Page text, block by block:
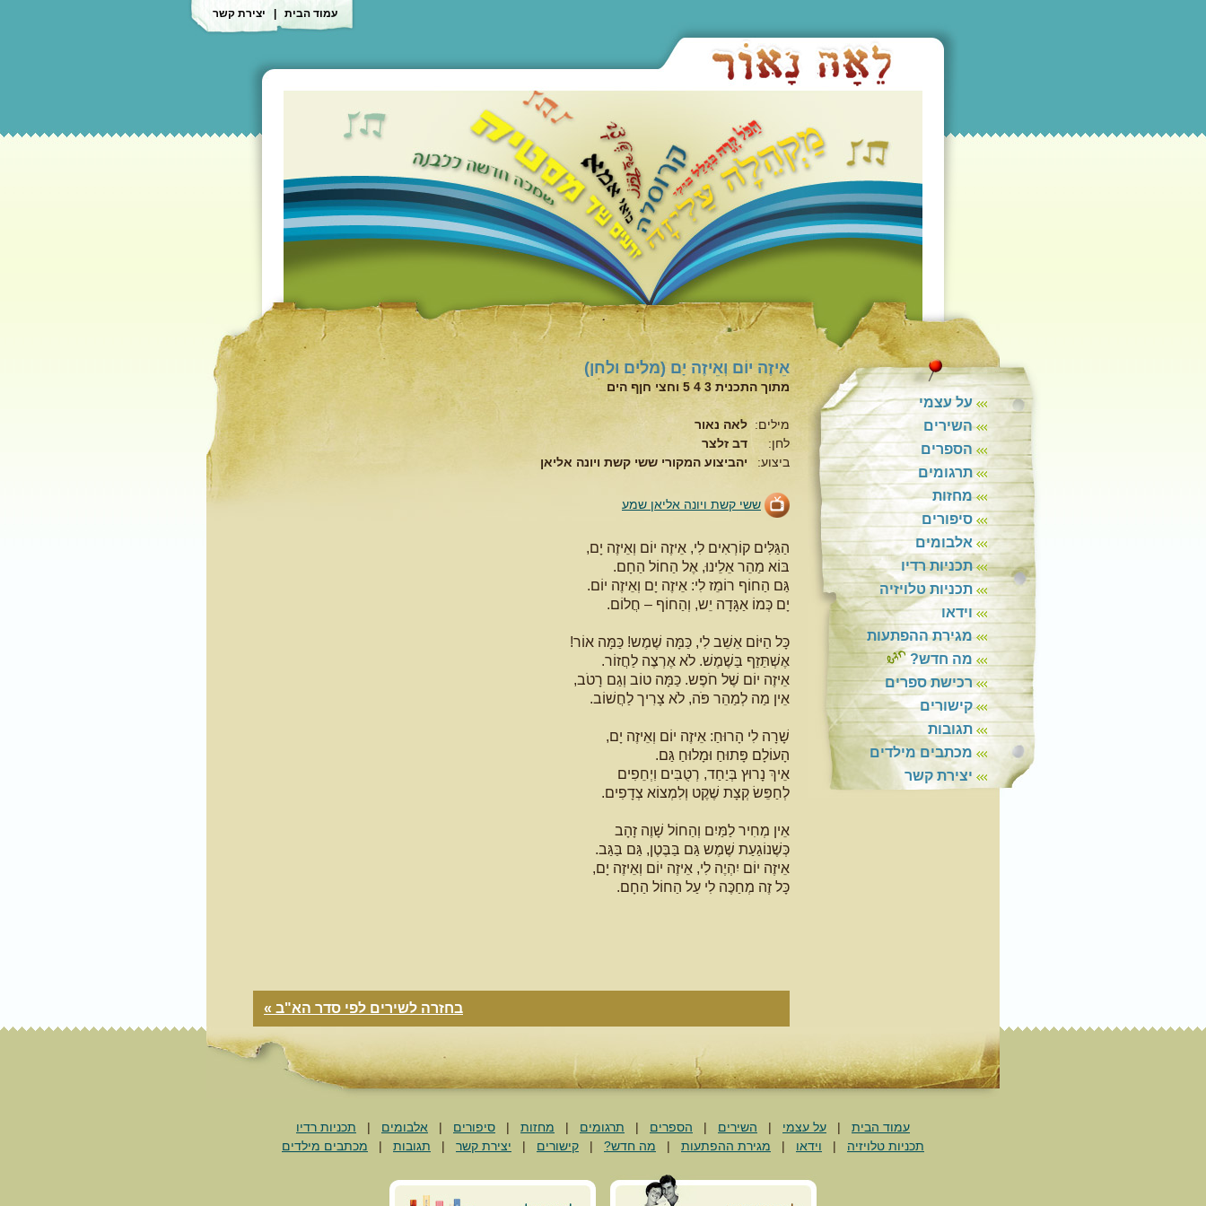
עמוד הבית יצירת קשר
על עצמי
השירים
הספרים
תרגומים
מחזות
סיפורים
אלבומים
תכניות רדיו
תכניות טלויזיה
וידאו
מגירת ההפתעות
מה חדש?
רכישת ספרים
קישורים
תגובות
מכתבים מילדים
יצירת קשר
אֵיזֶה יוֹם וְאֵיזֶה יָם (מלים ולחן)
מתוך התכנית 3 4 5 וחצי חןף הים
מילים: לאה נאור
לחן:
דב זלצר
ביצוע:
יהביצוע המקורי ששי קשת ויונה אליאן
ששי קשת ויונה אליאן שמע
הַגַּלִּים קוֹרְאִים לִי, אֵיזֶה יוֹם וְאֵיזֶה יָם,
בּוֹא מַהֵר אֵלֵינוּ, אֶל הַחוֹל הַחָם.
גַּם הַחוֹף רוֹמֵז לִי: אֵיזֶה יָם וְאֵיזֶה יוֹם.
יָם כְּמוֹ אַגָּדָה יֵש, וְהַחוֹף – חֲלוֹם.
כָּל הַיּוֹם אֵשֵׁב לִי, כַּמָּה שֶׁמֶש! כַּמָּה אוֹר!
אֶשְׁתַּזֵף בַּשֶׁמֶשׁ. לֹא אֶרְצֶה לַחֲזוֹר.
אֵיזֶה יוֹם שֶׁל חֹפֶש. כַּמָּה טוֹב וְגַם רָטֹב,
אֵין מַה לְמַהֵר פֹּה, לֹא צָרִיך לַחֲשׁוֹב.
שָׁרָה לִי הָרוּחַ: אֵיזֶה יוֹם וְאֵיזֶה יָם,
הָעוֹלָם פָּתוּחַ וּמָלוּחַ גַּם.
אֵיךְ נָרוּץ בְּיַחַד, רְטֻבִּים וִיְחֵפִים
לְחַפֵּשׂ קְצָת שֶׁקֶט וְלִמְצוֹא צְדָפִים.
אֵין מְחִיר לַמַּיִם וְהַחוֹל שָׁוֶה זָהָב
כְּשֶׁנוֹגַעַת שֶׁמֶש גַּם בַּבֶּטֶן, גַּם בַּגַּב.
אֵיזֶה יוֹם יִהְיֶה לִי, אֵיזֶה יוֹם וְאֵיזֶה יָם,
כָּל זֶה מְחַכֶּה לִי עַל הַחוֹל הַחָם.
בחזרה לשירים לפי סדר הא"ב »
עמוד הבית | על עצמי | השירים | הספרים | תרגומים | מחזות | סיפורים | אלבומים | תכניות רדיו
תכניות טלויזיה | וידאו | מגירת ההפתעות | מה חדש? | קישורים | יצירת קשר | תגובות | מכתבים מילדים